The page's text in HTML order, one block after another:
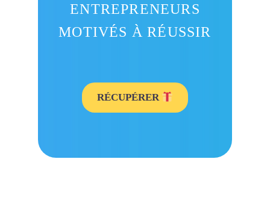
ENTREPRENEURS
MOTIVÉS À RÉUSSIR
RÉCUPÉRER